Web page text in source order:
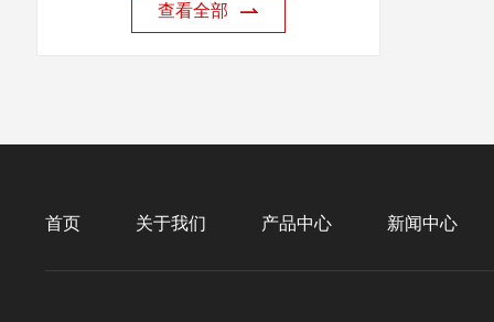
查看全部
首页 关于我们 产品中心 新闻中心